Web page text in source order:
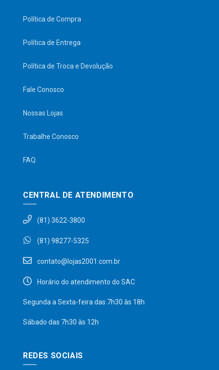
Política de Compra
Política de Entrega
Política de Troca e Devolução
Fale Conosco
Nossas Lojas
Trabalhe Conosco
FAQ
CENTRAL DE ATENDIMENTO
(81) 3622-3800
(81) 98277-5325
contato@lojas2001.com.br
Horário do atendimento do SAC
Segunda a Sexta-feira das 7h30 às 18h
Sábado das 7h30 às 12h
REDES SOCIAIS